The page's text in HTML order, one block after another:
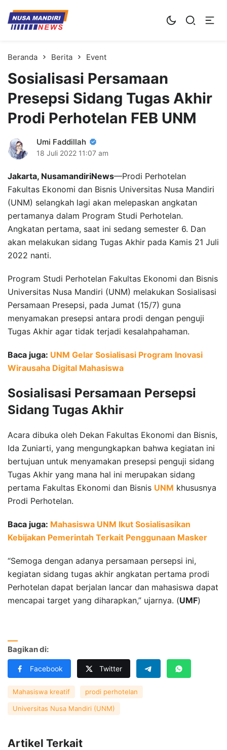
Kampus Digital Bisnis
Universitas Nusa Mandiri
Beranda Berita Event
Sosialisasi Persamaan
Presepsi Sidang Tugas Akhir
Prodi Perhotelan FEB UNM
Umi Faddillah
18 Juli 2022 11:07 am
Jakarta, NusamandiriNews—Prodi Perhotelan
Fakultas Ekonomi dan Bisnis Universitas Nusa Mandiri
(UNM) selangkah lagi akan melepaskan angkatan
pertamanya dalam Program Studi Perhotelan.
Angkatan pertama, saat ini sedang semester 6. Dan
akan melakukan sidang Tugas Akhir pada Kamis 21 Juli
2022 nanti.
Program Studi Perhotelan Fakultas Ekonomi dan Bisnis
Universitas Nusa Mandiri (UNM) melakukan Sosialisasi
Persamaan Presepsi, pada Jumat (15/7) guna
menyamakan presepsi antara prodi dengan penguji
Tugas Akhir agar tidak terjadi kesalahpahaman.
Baca juga: UNM Gelar Sosialisasi Program Inovasi
Wirausaha Digital Mahasiswa
Sosialisasi Persamaan Persepsi
Sidang Tugas Akhir
Acara dibuka oleh Dekan Fakultas Ekonomi dan Bisnis,
Ida Zuniarti, yang mengungkapkan bahwa kegiatan ini
bertujuan untuk menyamakan presepsi penguji sidang
Tugas Akhir yang mana hal ini merupakan sidang
pertama Fakultas Ekonomi dan Bisnis UNM khususnya
Prodi Perhotelan.
Baca juga: Mahasiswa UNM Ikut Sosialisasikan
Kebijakan Pemerintah Terkait Penggunaan Masker
“Semoga dengan adanya persamaan persepsi ini,
kegiatan sidang tugas akhir angkatan pertama prodi
Perhotelan dapat berjalan lancar dan mahasiswa dapat
mencapai target yang diharapkan,” ujarnya. (UMF)
Bagikan di:
Facebook Twitter
Mahasiswa kreatif prodi perhotelan
Universitas Nusa Mandiri (UNM)
Artikel Terkait